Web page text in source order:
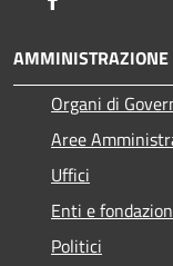
AMMINISTRAZIONE
Organi di
Aree
Uffici
Enti e
Politici